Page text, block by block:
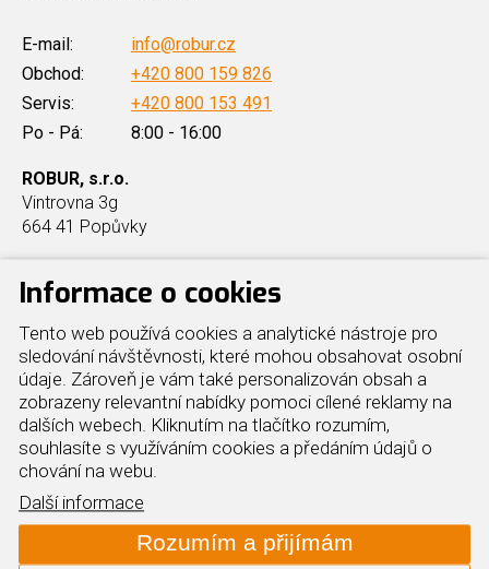
E-mail:
info@robur.cz
Obchod:
+420 800 159 826
Servis:
+420 800 153 491
Po - Pá:
8:00 - 16:00
ROBUR, s.r.o.
Vintrovna 3g
664 41 Popůvky
Produkty
Průmyslové vytápění hal
Elektrická tepelná čerpadla
Plynová tepelná čerpadla
Kondenzační kotle
Plynové chillery
Adiabatické chlazení hal
Další info
Reference
O nás
Cookies
Kontakt
Informace o cookies
Tento web používá cookies a analytické nástroje pro
sledování návštěvnosti, které mohou obsahovat osobní
údaje. Zároveň je vám také personalizován obsah a
zobrazeny relevantní nabídky pomoci cílené reklamy na
dalších webech. Kliknutím na tlačítko rozumím,
souhlasíte s využíváním cookies a předáním údajů o
chování na webu.
Další informace
Rozumím a přijímám